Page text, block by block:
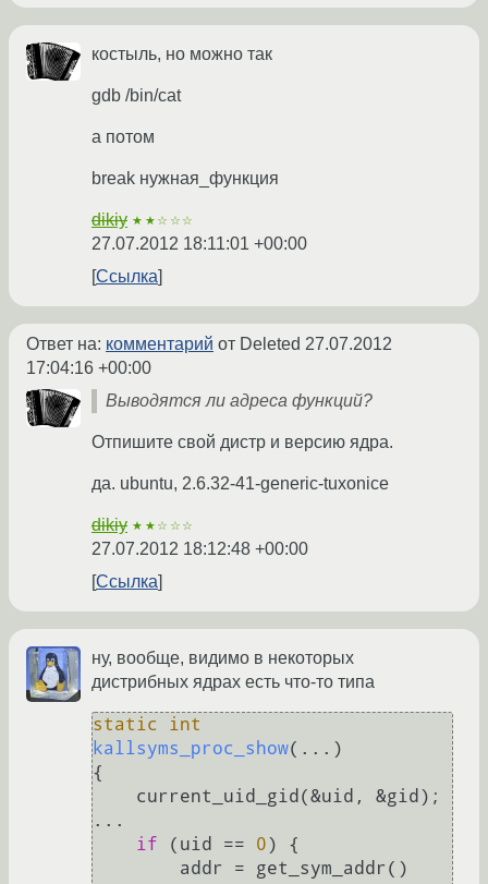
костыль, но можно так
gdb /bin/cat
а потом
break нужная_функция
dikiy ★★☆☆☆
27.07.2012 18:11:01 +00:00
Ссылка
Ответ на: комментарий от Deleted 27.07.2012
17:04:16 +00:00
Выводятся ли адреса функций?
Отпишите свой дистр и версию ядра.
да. ubuntu, 2.6.32-41-generic-tuxonice
dikiy ★★☆☆☆
27.07.2012 18:12:48 +00:00
Ссылка
ну, вообще, видимо в некоторых
дистрибных ядрах есть что-то типа
static
int
kallsyms_proc_show(...)
{
...
if (uid == 0) {